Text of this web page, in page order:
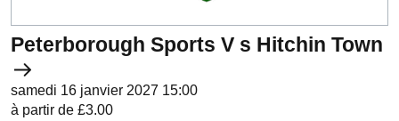
Peterborough Sports V s Hitchin Town
samedi 16 janvier 2027 15:00
à partir de £3.00